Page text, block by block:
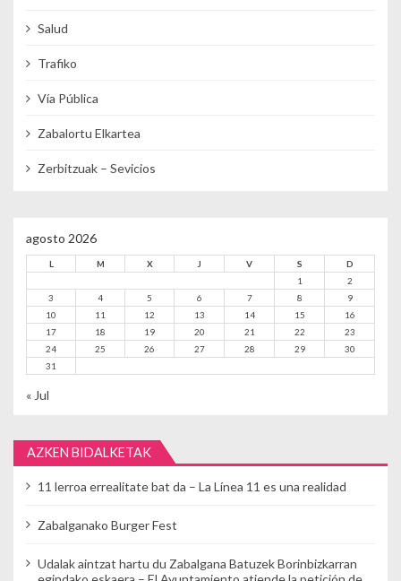
Salud
Trafiko
Vía Pública
Zabalortu Elkartea
Zerbitzuak – Sevicios
agosto 2026
L M X J V S
D
1
2
3
4 5 6 7 8
9
10
11 12 13 14 15
16
17
18 19 20 21 22
23
24
25 26 27 28 29
30
31
« Jul
AZKEN BIDALKETAK
11 lerroa errealitate bat da – La Línea 11 es una realidad
Zabalganako Burger Fest
Udalak aintzat hartu du Zabalgana Batuzek Borinbizkarran